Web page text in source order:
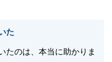
ターをご愛顧いただけま
た
たのは、本当に助かりま